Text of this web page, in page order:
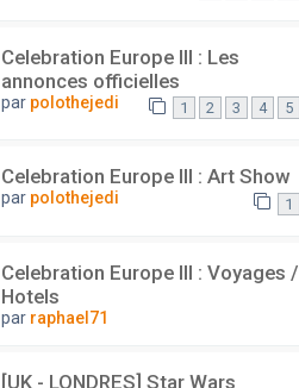
Celebration Europe III : Les
annonces officielles
par polothejedi 1 2 3 4 5
Celebration Europe III : Art Show
par polothejedi 1
Celebration Europe III : Voyages /
Hotels
par raphael71
[UK - LONDRES] Star Wars